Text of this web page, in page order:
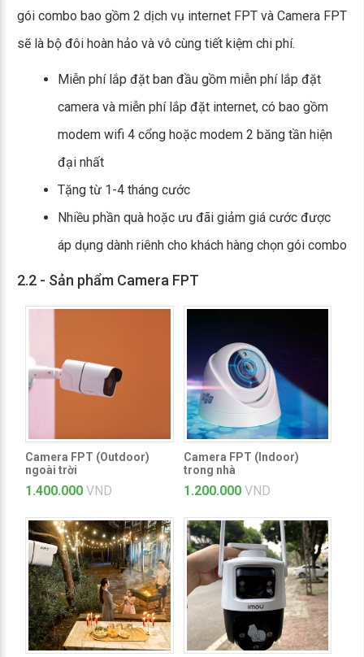
gói combo bao gồm 2 dịch vụ internet FPT và Camera FPT
sẽ là bộ đôi hoàn hảo và vô cùng tiết kiệm chi phí.
Miễn phí lắp đặt ban đầu gồm miễn phí lắp đặt
camera và miễn phí lắp đặt internet, có bao gồm
modem wifi 4 cổng hoặc modem 2 băng tần hiện
đại nhất
Tặng từ 1-4 tháng cước
Nhiều phần quà hoặc ưu đãi giảm giá cước được
áp dụng dành riênh cho khách hàng chọn gói combo
2.2 - Sản phẩm Camera FPT
Camera FPT (Outdoor)
ngoài trời
1.400.000 VND
Camera FPT (Indoor)
trong nhà
1.200.000 VND